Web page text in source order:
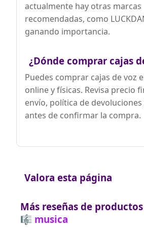
actualmente hay otras marcas
recomendadas, como
ganando importancia.
¿Dónde comprar cajas
Puedes comprar cajas de voz
online y físicas. Revisa precio
envío, política de
antes de confirmar la compra.
Valora esta página
Más reseñas de
🎼 musica